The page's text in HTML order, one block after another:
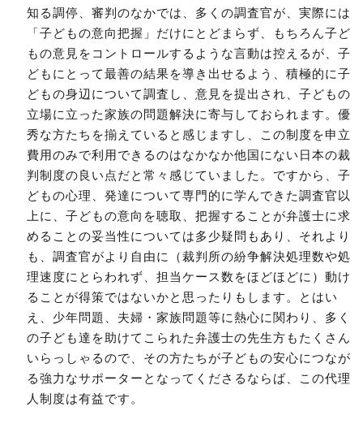
知る調停、審判のなかでは、多くの調査官が、実際には
「子どもの意向把握」だけにとどまらず、もちろん子ど
もの意見をコントロールするような言動は控えるが、子
どもにとって最善の結果を導き出せるよう、積極的に子
どもの身辺について調査し、意見を提出され、子どもの
立場に立った家族の問題解決に寄与しておられます。優
秀な方たちを揃えていると感じますし、この制度を申立
費用のみで利用できるのはなかなか他国にない日本の裁
判制度の良い点だと常々感じていました。ですから、子
どもの心理、発達について専門的に学んできた調査官以
上に、子どもの意向を聴取、把握することが弁護士に求
めることの妥当性については多少疑問もあり、それより
も、調査官がより自由に（裁判所の紛争解決処理数や処
理速度にとらわれず、担当ケース数をほどほどに）動け
ることが得策ではないかと思ったりもします。とはい
え、少年問題、夫婦・家族問題等に熱心に関わり、多く
の子ども達を助けてこられた弁護士の先生方もたくさん
いらっしゃるので、その方たちが子どもの安心につなが
る強力なサポーターとなってくださるならば、この代理
人制度は有益です。